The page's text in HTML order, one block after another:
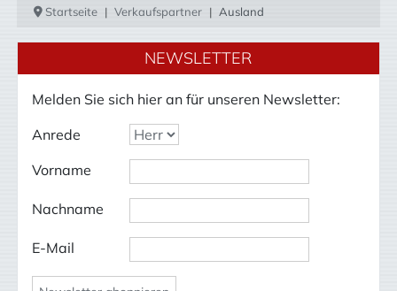
Startseite Verkaufspartner Ausland
NEWSLETTER
Melden Sie sich hier an für unseren Newsletter:
Anrede
Vorname
Nachname
E-Mail